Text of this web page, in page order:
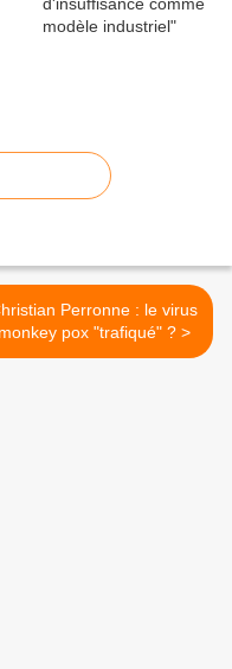
Perronne : le virus
monkey pox "trafiqué" ? >